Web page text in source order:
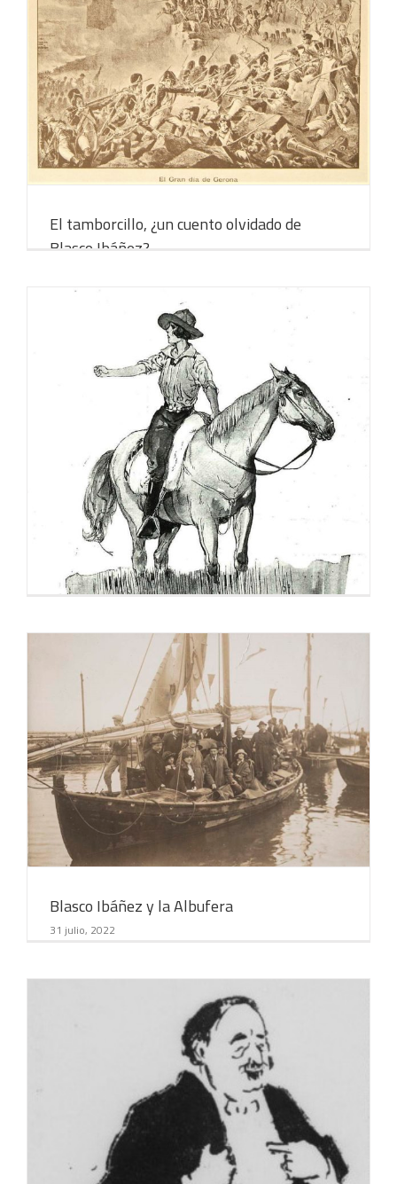
El talento, de Carmen Ródenas
22 mayo, 2024
El tamborcillo, ¿un cuento olvidado de
Blasco Ibáñez?
La tierra de todos «ilustrada» cumple cien
años
17 agosto, 2022
Blasco Ibáñez y la Albufera
31 julio, 2022